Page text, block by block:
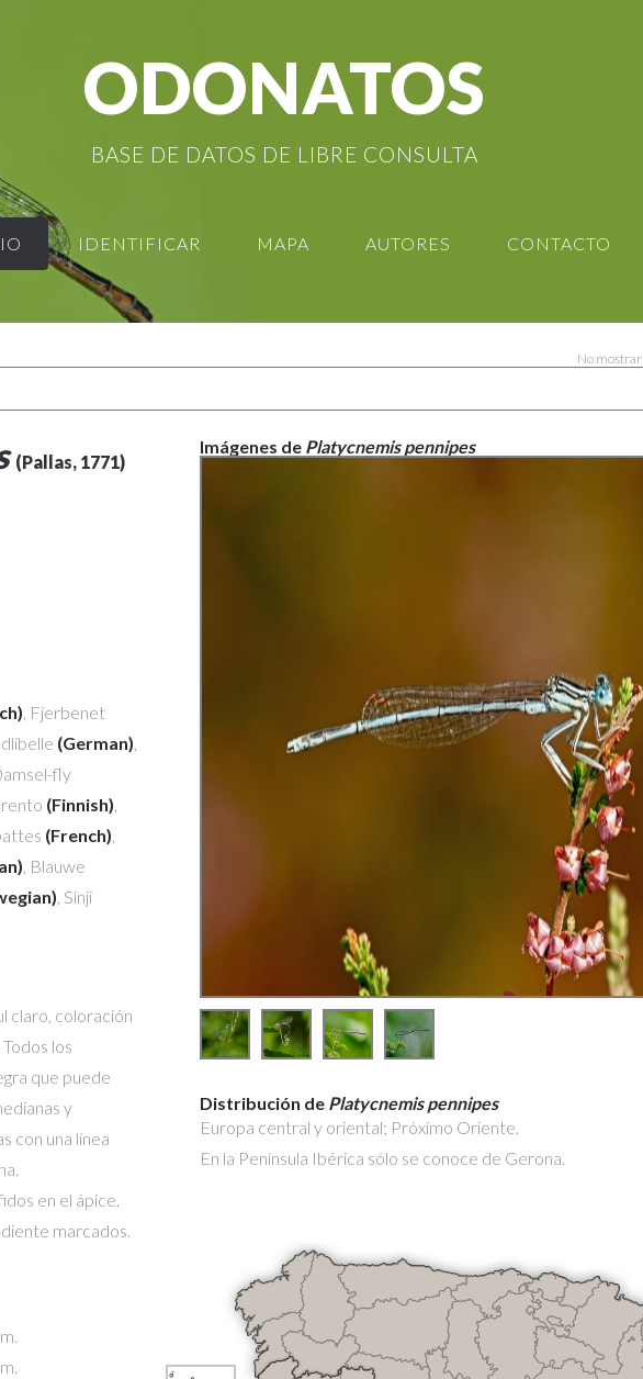
ODONATOS
BASE DE DATOS DE LIBRE CONSULTA
IDENTIFICAR MAPA AUTORES CONTACTO
No mostrar
(Pallas, 1771)
, Fjerbenet
(German),
fly
(Finnish),
(French),
, Blauwe
, Sinji
claro, coloración
los
que puede
y
con una línea
en el ápice.
marcados.
Imágenes de Platycnemis pennipes
Distribución de Platycnemis pennipes
Europa central y oriental; Próximo Oriente.
En la Península Ibérica sólo se conoce de Gerona.